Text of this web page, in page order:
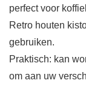
perfect voor
Retro houten
gebruiken.
Praktisch: kan
om aan uw